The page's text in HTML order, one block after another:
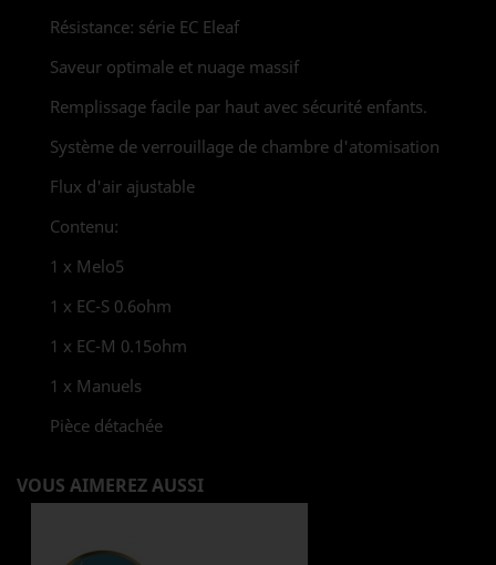
Résistance: série EC Eleaf
Saveur optimale et nuage massif
Remplissage facile par haut avec sécurité enfants.
Système de verrouillage de chambre d'atomisation
Flux d'air ajustable
Contenu:
1 x Melo5
1 x EC-S 0.6ohm
1 x EC-M 0.15ohm
1 x Manuels
Pièce détachée
VOUS AIMEREZ AUSSI